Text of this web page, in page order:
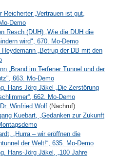
Reicherter „Vertrauen ist gut,
Demo
Resch (DUH) „Wie die DUH die
wird", 670. Mo-Demo
Heydemann „Betrug der DB mit den
„Brand im Terfener Tunnel und der
663. Mo-Demo
Hans Jörg Jäkel „Die Zerstörung
662. Mo-Demo
Winfried Wolf (Nachruf)
Kuebart, „Gedanken zur Zukunft
„Hurra – wir eröffnen die
der Welt!“, 635. Mo-Demo
Hans-Jörg Jäkel, „100 Jahre